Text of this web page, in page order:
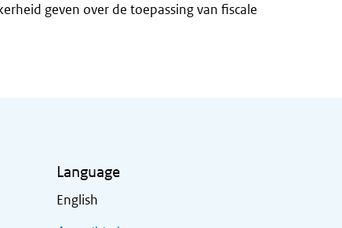
geven over de toepassing van fiscale
Language
English